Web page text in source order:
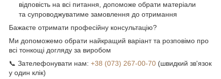
відповість на всі питання, допоможе обрати матеріали
та супроводжуватиме замовлення до отримання
Бажаєте отримати професійну консультацію?
Ми допоможемо обрати найкращий варіант та розповімо про
всі тонкощі догляду за виробом
📞 Зателефонувати нам: +38 (073) 267-00-70 (швидкий зв'язок
у один клік)